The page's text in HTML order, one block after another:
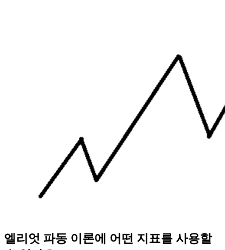
엘리엇 파동 이론에 어떤 지표를 사용할